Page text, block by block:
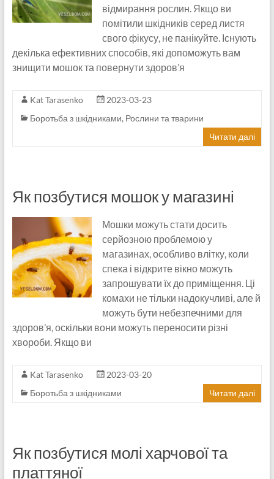
відмирання рослин. Якщо ви
помітили шкідників серед листя
свого фікусу, не панікуйте. Існують
декілька ефективних способів, які допоможуть вам
знищити мошок та повернути здоров’я
Kat Tarasenko
2023-03-23
Боротьба з шкідниками, Рослини та тварини
Читати далі
Як позбутися мошок у магазині
Мошки можуть стати досить
серйозною проблемою у
магазинах, особливо влітку, коли
спека і відкрите вікно можуть
запрошувати їх до приміщення. Ці
комахи не тільки надокучливі, але й
можуть бути небезпечними для
здоров’я, оскільки вони можуть переносити різні
хвороби. Якщо ви
Kat Tarasenko
2023-03-20
Боротьба з шкідниками
Читати далі
Як позбутися молі харчової та
платтяної